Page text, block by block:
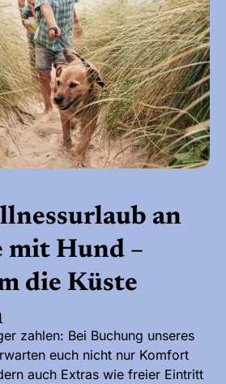
an
mit Hund –
die Küste
zahlen: Bei Buchung unseres
euch nicht nur Komfort
auch Extras wie freier Eintritt